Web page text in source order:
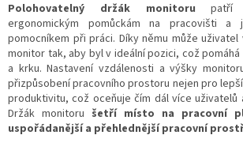
Polohovatelný držák monitoru patří
ergonomickým pomůckám na pracovišti a
pomocníkem při práci. Díky němu může
monitor tak, aby byl v ideální pozici, což pomáhá
a krku. Nastavení vzdálenosti a výšky
přizpůsobení pracovního prostoru nejen pro
produktivitu, což oceňuje čím dál více uživatelů
Držák monitoru šetří místo na pracovní
uspořádanější a přehlednější pracovní